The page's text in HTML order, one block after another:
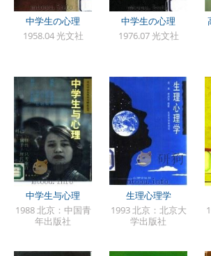
中学生の心理
1958.04 光文社
中学生の心理
1976.07 光文社
中学生与心理
1988 北京：中国青
年出版社
生理心理学
1993 北京：北京大
学出版社